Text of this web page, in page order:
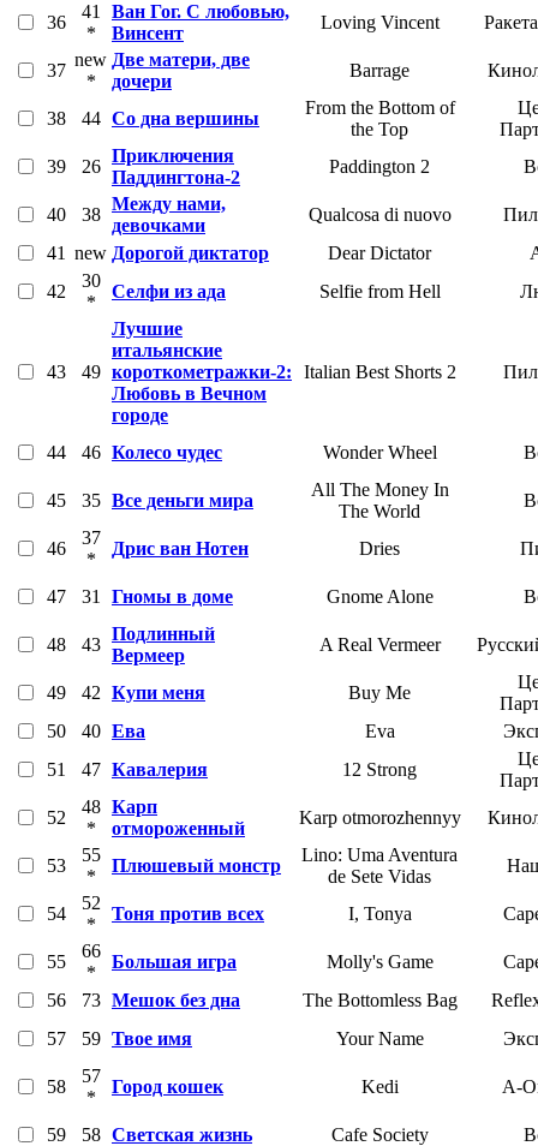
36
41
*
Ван Гог. С любовью,
Винсент
Loving Vincent
37
new
*
Две матери, две
дочери
Barrage
38 44 Со дна вершины
From the Bottom of
the Top
39
26
Приключения
Паддингтона-2
Paddington 2
40 38
Между нами,
девочками
Qualcosa di nuovo
41 new Дорогой диктатор Dear Dictator
42
30
*
Селфи из ада Selfie from Hell
43 49
Лучшие
итальянские
короткометражки-2:
Любовь в Вечном
городе
Italian Best Shorts 2
44 46 Колесо чудес Wonder Wheel
45 35 Все деньги мира
All The Money In
The World
46
37
*
Дрис ван Нотен Dries
47 31 Гномы в доме Gnome Alone
48 43
Подлинный
Вермеер
A Real Vermeer
49 42 Купи меня Buy Me
50
40 Ева Eva
51
47 Кавалерия 12 Strong
52
48
*
Карп
отмороженный
Karp otmorozhennyy
53
55
*
Плюшевый монстр
Lino: Uma Aventura
de Sete Vidas
54
52
*
Тоня против всех I, Tonya
55
66
*
Большая игра Molly's Game
56
73 Мешок без дна The Bottomless Bag
57
59 Твое имя Your Name
58
57
*
Город кошек Kedi A-
59 58 Светская жизнь Cafe Society